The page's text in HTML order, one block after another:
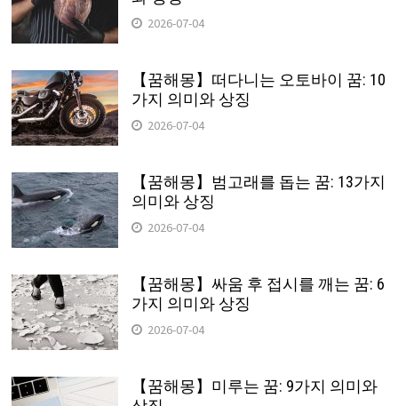
2026-07-04
【꿈해몽】떠다니는 오토바이 꿈: 10
가지 의미와 상징
2026-07-04
【꿈해몽】범고래를 돕는 꿈: 13가지
의미와 상징
2026-07-04
【꿈해몽】싸움 후 접시를 깨는 꿈: 6
가지 의미와 상징
2026-07-04
【꿈해몽】미루는 꿈: 9가지 의미와